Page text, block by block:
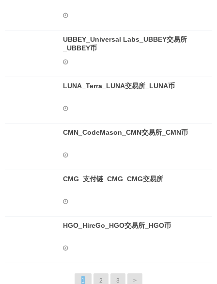
UBBEY_Universal Labs_UBBEY交易所
_UBBEY币
LUNA_Terra_LUNA交易所_LUNA币
CMN_CodeMason_CMN交易所_CMN币
CMG_支付链_CMG_CMG交易所
HGO_HireGo_HGO交易所_HGO币
1 2 3 >